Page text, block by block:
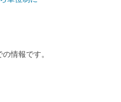
情報です。